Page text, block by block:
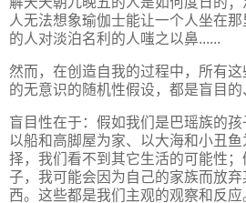
人无法想象瑜伽士能让一个人坐在
的人对淡泊名利的人嗤之以鼻......
然而，在创造自我的过程中，所有
的无意识的随机性假设，都是盲目的
盲目性在于：假如我们是巴瑶族的
以船和高脚屋为家、以大海和小丑
择，我们看不到其它生活的可能性
子，我可能会因为自己的家族而放
西。这些都是我们主观的观察和反应